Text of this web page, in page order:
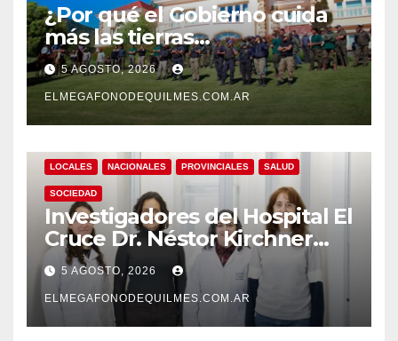
¿Por qué el Gobierno cuida
más las tierras
extranjerizadas que el
patrimonio de todos los
argentinos?
5 AGOSTO, 2026
ELMEGAFONODEQUILMES.COM.AR
LOCALES NACIONALES PROVINCIALES SALUD
SOCIEDAD
Investigadores del Hospital El
Cruce Dr. Néstor Kirchner
desarrollan un estudio
pionero sobre el
envejecimiento cerebral y las
demencias
5 AGOSTO, 2026
ELMEGAFONODEQUILMES.COM.AR